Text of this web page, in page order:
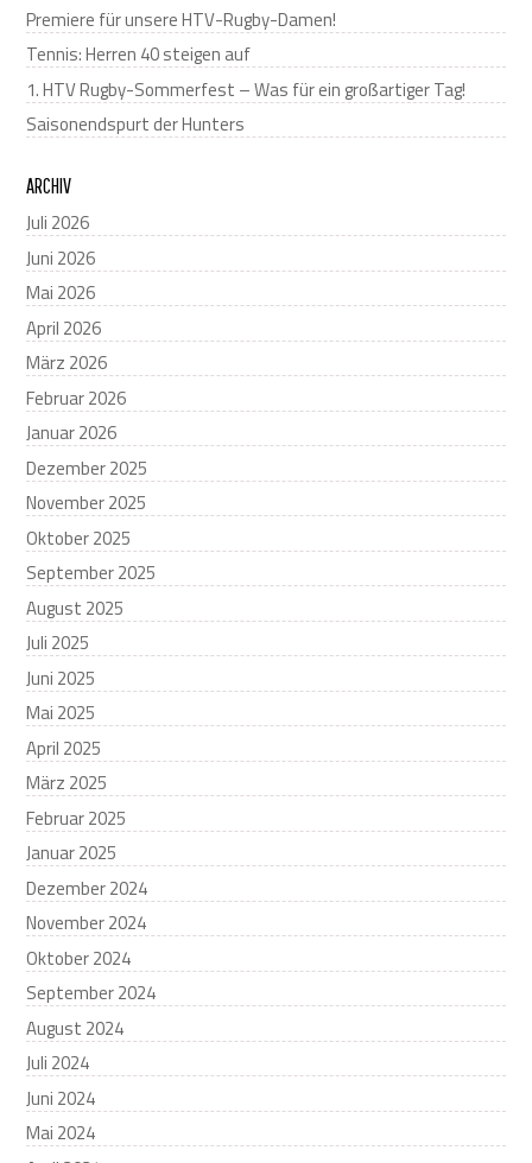
Premiere für unsere HTV-Rugby-Damen!
Tennis: Herren 40 steigen auf
1. HTV Rugby-Sommerfest – Was für ein großartiger Tag!
Saisonendspurt der Hunters
ARCHIV
Juli 2026
Juni 2026
Mai 2026
April 2026
März 2026
Februar 2026
Januar 2026
Dezember 2025
November 2025
Oktober 2025
September 2025
August 2025
Juli 2025
Juni 2025
Mai 2025
April 2025
März 2025
Februar 2025
Januar 2025
Dezember 2024
November 2024
Oktober 2024
September 2024
August 2024
Juli 2024
Juni 2024
Mai 2024